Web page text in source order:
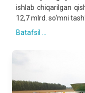
ishlab chiqarilgan
12,7 mlrd. so‘mni
Batafsil ...